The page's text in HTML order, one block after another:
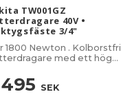
TW001GZ
40V •
3/4"
1800 Newton . Kolborstfri
med ett hög
SEK